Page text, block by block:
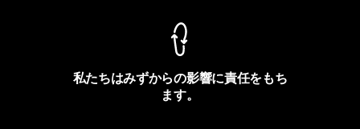
私たちはみずからの影響に責任をもち
ます。